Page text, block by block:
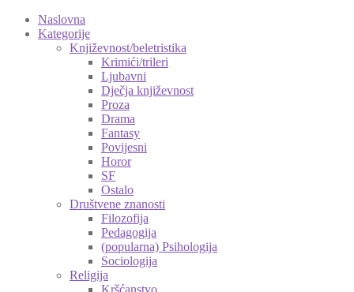
Naslovna
Kategorije
Književnost/beletristika
Krimići/trileri
Ljubavni
Dječja književnost
Proza
Drama
Fantasy
Povijesni
Horor
SF
Ostalo
Društvene znanosti
Filozofija
Pedagogija
(popularna) Psihologija
Sociologija
Religija
Kršćanstvo